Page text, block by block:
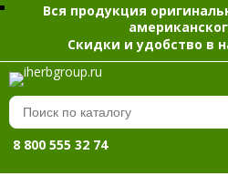
Вся продукция
Скидки и удобство в
8 800 555 32 74